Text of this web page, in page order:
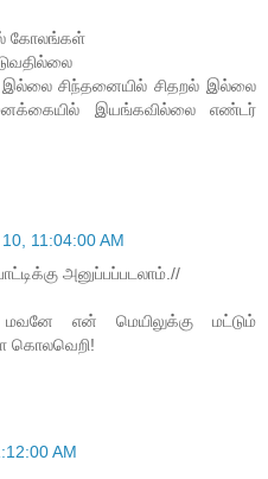
கோலங்கள்
இல்லை சிந்தனையில் சிதறல் இல்லை
இயங்கவில்லை எண்டர்
11:04:00 AM
அனுப்பப்படலாம்.//
என் மெயிலுக்கு மட்டும்
கொலவெறி!
AM